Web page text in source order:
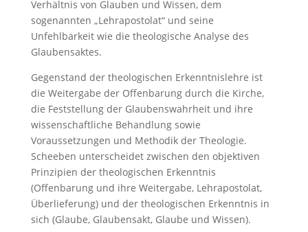
Verhältnis von Glauben und Wissen, dem
sogenannten „Lehrapostolat“ und seine
Unfehlbarkeit wie die theologische Analyse des
Glaubensaktes.
Gegenstand der theologischen Erkenntnislehre ist
die Weitergabe der Offenbarung durch die Kirche,
die Feststellung der Glaubenswahrheit und ihre
wissenschaftliche Behandlung sowie
Voraussetzungen und Methodik der Theologie.
Scheeben unterscheidet zwischen den objektiven
Prinzipien der theologischen Erkenntnis
(Offenbarung und ihre Weitergabe, Lehrapostolat,
Überlieferung) und der theologischen Erkenntnis in
sich (Glaube, Glaubensakt, Glaube und Wissen).